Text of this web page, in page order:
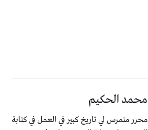
محمد الحكيم
محرر متمرس لي تاريخ كبير في العمل في كتابة